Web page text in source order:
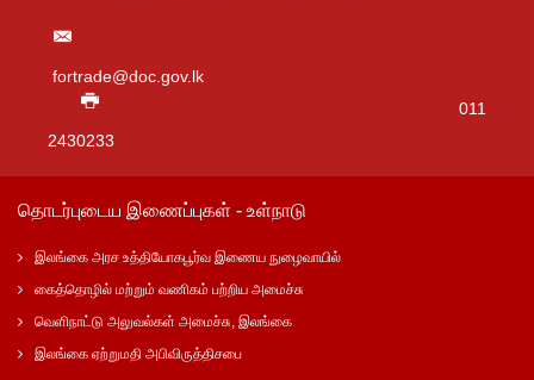
fortrade@doc.gov.lk
011
2430233
தொடர்புடைய இணைப்புகள் - உள்நாடு
இலங்கை அரச உத்தியோகபூர்வ இணைய நுழைவாயில்
கைத்தொழில் மற்றும் வணிகம் பற்றிய அமைச்சு
வெளிநாட்டு அலுவல்கள் அமைச்சு, இலங்கை
இலங்கை ஏற்றுமதி அபிவிருத்திசபை